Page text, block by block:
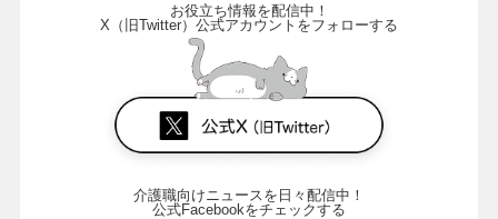
お役立ち情報を配信中！
X（旧Twitter）公式アカウントをフォローする
介護職向けニュースを日々配信中！
公式Facebookをチェックする